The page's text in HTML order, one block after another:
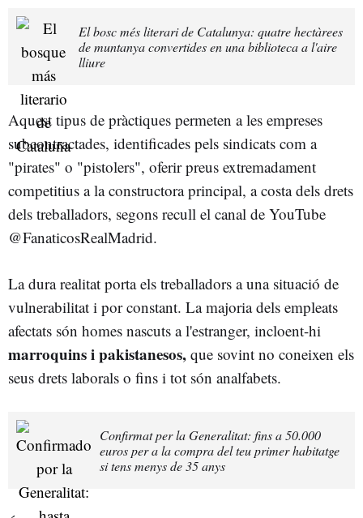
El bosc més literari de Catalunya: quatre hectàrees
de muntanya convertides en una biblioteca a l'aire
lliure
Aquest tipus de pràctiques permeten a les empreses
subcontractades, identificades pels sindicats com a
"pirates" o "pistolers", oferir preus extremadament
competitius a la constructora principal, a costa dels drets
dels treballadors, segons recull el canal de YouTube
@FanaticosRealMadrid.
La dura realitat porta els treballadors a una situació de
vulnerabilitat i por constant. La majoria dels empleats
afectats són homes nascuts a l'estranger, incloent-hi
marroquins i pakistanesos, que sovint no coneixen els
seus drets laborals o fins i tot són analfabets.
Confirmat per la Generalitat: fins a 50.000
euros per a la compra del teu primer habitatge
si tens menys de 35 anys